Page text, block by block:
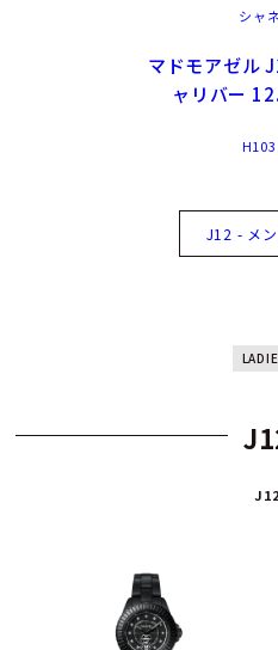
シャ
マドモアゼル
ャリバー
J12 - メ
J12